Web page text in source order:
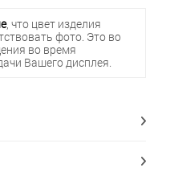
, что цвет изделия
фото. Это во
во время
Вашего дисплея.